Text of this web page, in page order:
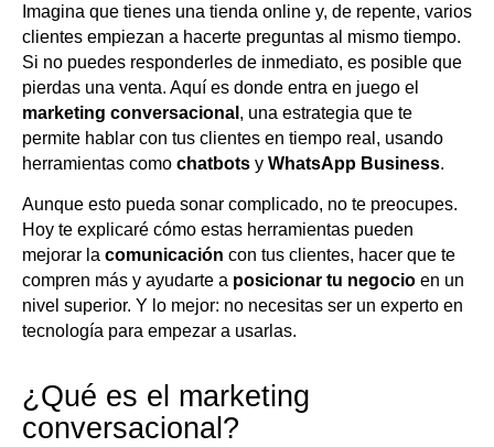
Imagina que tienes una tienda online y, de repente, varios
clientes empiezan a hacerte preguntas al mismo tiempo.
Si no puedes responderles de inmediato, es posible que
pierdas una venta. Aquí es donde entra en juego el
marketing conversacional , una estrategia que te
permite hablar con tus clientes en tiempo real, usando
herramientas como chatbots y WhatsApp Business.
Aunque esto pueda sonar complicado, no te preocupes.
Hoy te explicaré cómo estas herramientas pueden
mejorar la comunicación con tus clientes, hacer que te
compren más y ayudarte a posicionar tu negocio en un
nivel superior. Y lo mejor: no necesitas ser un experto en
tecnología para empezar a usarlas.
¿Qué es el marketing
conversacional?